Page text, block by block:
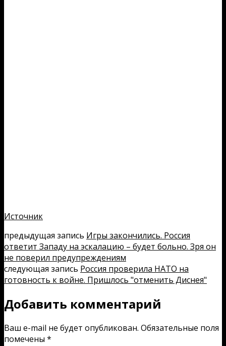
Источник
предыдущая запись Игры закончились. Россия
ответит Западу на эскалацию – будет больно. Зря он
не поверил предупреждениям
следующая запись Россия проверила НАТО на
готовность к войне. Пришлось "отменить Диснея"
Добавить комментарий
Ваш e-mail не будет опубликован. Обязательные поля
помечены *